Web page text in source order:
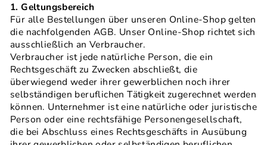
1. Geltungsbereich
Für alle Bestellungen über unseren Online-Shop gelten
die nachfolgenden AGB. Unser Online-Shop richtet sich
ausschließlich an Verbraucher.
Verbraucher ist jede natürliche Person, die ein
Rechtsgeschäft zu Zwecken abschließt, die
überwiegend weder ihrer gewerblichen noch ihrer
selbständigen beruflichen Tätigkeit zugerechnet werden
können. Unternehmer ist eine natürliche oder juristische
Person oder eine rechtsfähige Personengesellschaft,
die bei Abschluss eines Rechtsgeschäfts in Ausübung